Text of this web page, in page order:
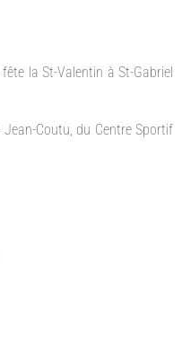
la St-Valentin à St-Gabriel
Coutu, du Centre Sportif